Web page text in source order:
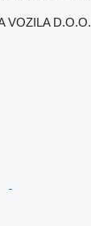
VOZILA D.O.O.